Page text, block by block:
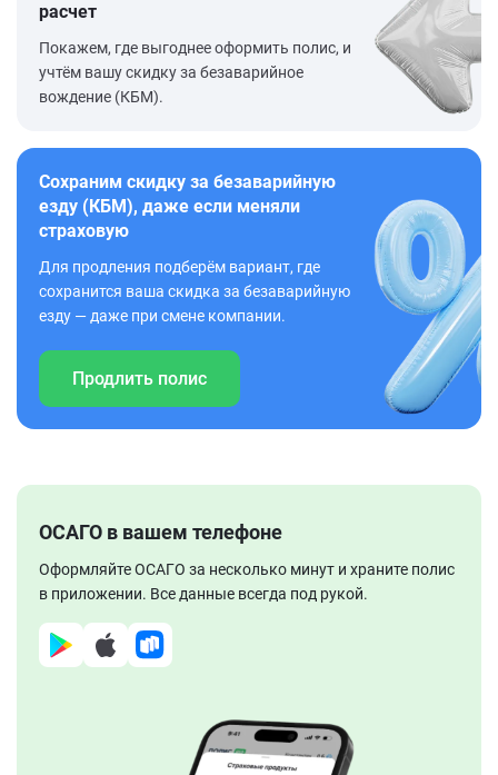
расчет
Покажем, где выгоднее оформить полис, и
учтём вашу скидку за безаварийное
вождение (КБМ).
Сохраним скидку за безаварийную
езду (КБМ), даже если меняли
страховую
Для продления подберём вариант, где
сохранится ваша скидка за безаварийную
езду — даже при смене компании.
Продлить полис
ОСАГО в вашем телефоне
Оформляйте ОСАГО за несколько минут и храните полис
в приложении. Все данные всегда под рукой.